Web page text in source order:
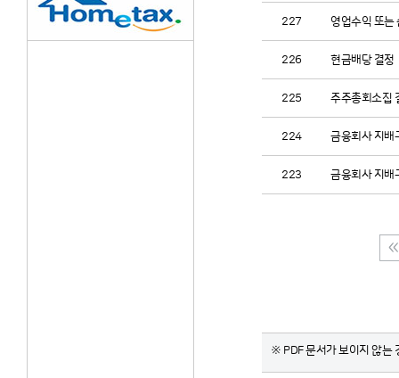
227 영업수익 또는
226 현금배당 결정
225 주주총회소집
224 금융회사 지배
223 금융회사 지배
※ PDF 문서가 보이지 않는